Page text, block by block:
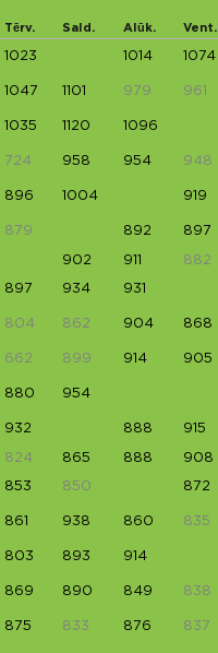
Tērv. Sald. Alūk. Vent.
1023 1014 1074
1047 1101 979 961
1035 1120 1096
724 958 954 948
896 1004 919
879 892 897
902 911 882
897 934 931
804 862 904 868
662 899 914 905
880 954
932 888 915
824 865 888 908
853 850 872
861 938 860 835
803 893 914
869 890 849 838
875 833 876 837